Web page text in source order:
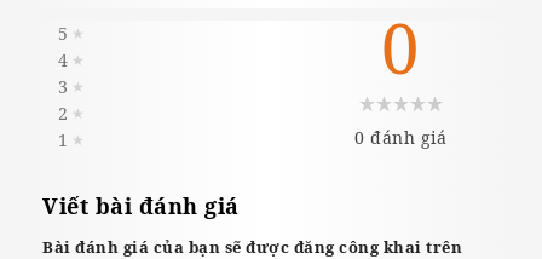
5 ★
4 ★
3 ★
2 ★
1 ★
0
0 đánh giá
Viết bài đánh giá
Bài đánh giá của bạn sẽ được đăng công khai trên